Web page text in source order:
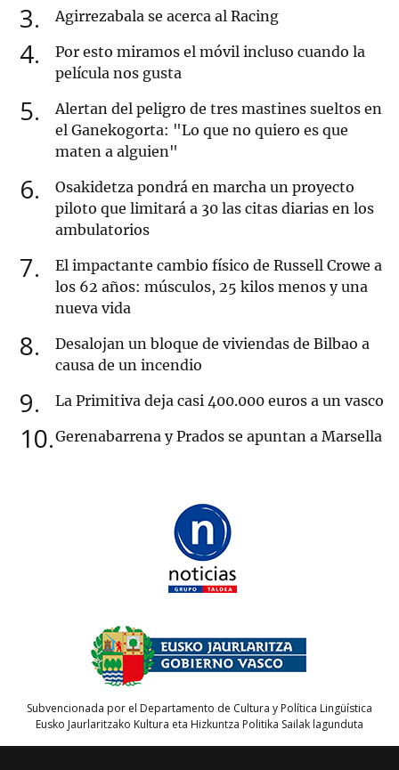
3 Agirrezabala se acerca al Racing
4
Por esto miramos el móvil incluso cuando la
película nos gusta
5
Alertan del peligro de tres mastines sueltos en
el Ganekogorta: "Lo que no quiero es que
maten a alguien"
6
Osakidetza pondrá en marcha un proyecto
piloto que limitará a 30 las citas diarias en los
ambulatorios
7
El impactante cambio físico de Russell Crowe a
los 62 años: músculos, 25 kilos menos y una
nueva vida
8
Desalojan un bloque de viviendas de Bilbao a
causa de un incendio
9 La Primitiva deja casi 400.000 euros a un vasco
10 Gerenabarrena y Prados se apuntan a Marsella
Subvencionada por el Departamento de Cultura y Política Lingüística
Eusko Jaurlaritzako Kultura eta Hizkuntza Politika Sailak lagunduta